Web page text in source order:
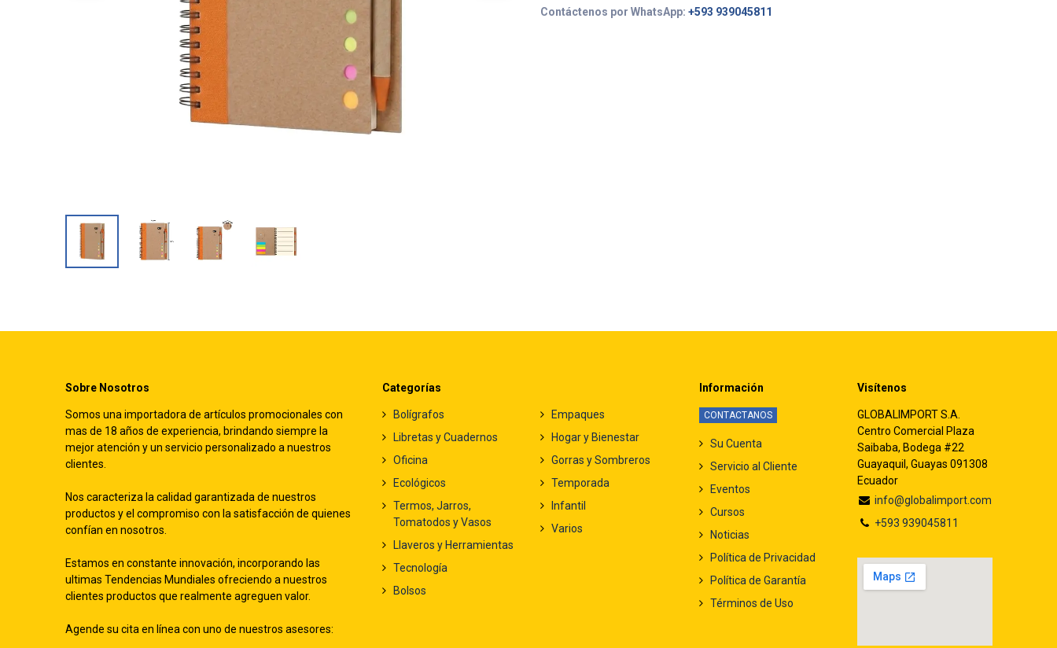
Contáctenos por WhatsApp: +593 939045811
Sobre Nosotros
Somos una importadora de artículos promocionales con
mas de 18 años de experiencia, brindando siempre la
mejor atención y un servicio personalizado a nuestros
clientes.
Nos caracteriza la calidad garantizada de nuestros
productos y el compromiso con la satisfacción de quienes
confían en nosotros.
Estamos en constante innovación, incorporando las
ultimas Tendencias Mundiales ofreciendo a nuestros
clientes productos que realmente agreguen valor.
Agende su cita en línea con uno de nuestros asesores:
Categorías
Bolígrafos
Libretas y Cuadernos
Oficina
Ecológicos
Termos, Jarros,
Tomatodos y Vasos
Llaveros y Herramientas
Tecnología
Bolsos
Empaques
Hogar y Bienestar
Gorras y Sombreros
Temporada
Infantil
Varios
Información
CONTACTANOS
Su Cuenta
Servicio al Cliente
Eventos
Cursos
Noticias
Política de Privacidad
Política de Garantía
Términos de Uso
Visítenos
GLOBALIMPORT S.A.
Centro Comercial Plaza
Saibaba, Bodega #22
Guayaquil, Guayas 091308
Ecuador
info@globalimport.com
+593 939045811